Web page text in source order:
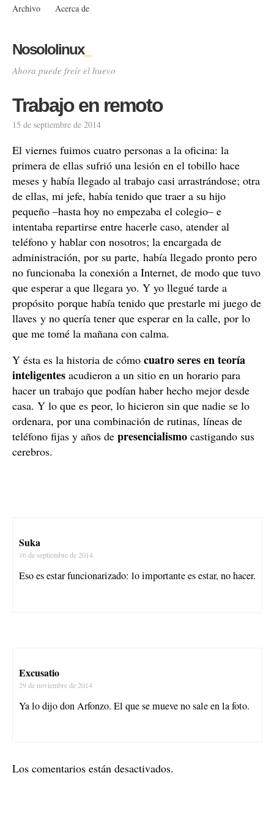
Archivo Acerca de
Nosololinux_
Ahora puede freír el huevo
Trabajo en remoto
15 de septiembre de 2014
El viernes fuimos cuatro personas a la oficina: la
primera de ellas sufrió una lesión en el tobillo hace
meses y había llegado al trabajo casi arrastrándose; otra
de ellas, mi jefe, había tenido que traer a su hijo
pequeño –hasta hoy no empezaba el colegio– e
intentaba repartirse entre hacerle caso, atender al
teléfono y hablar con nosotros; la encargada de
administración, por su parte, había llegado pronto pero
no funcionaba la conexión a Internet, de modo que tuvo
que esperar a que llegara yo. Y yo llegué tarde a
propósito porque había tenido que prestarle mi juego de
llaves y no quería tener que esperar en la calle, por lo
que me tomé la mañana con calma.
Y ésta es la historia de cómo cuatro seres en teoría
inteligentes acudieron a un sitio en un horario para
hacer un trabajo que podían haber hecho mejor desde
casa. Y lo que es peor, lo hicieron sin que nadie se lo
ordenara, por una combinación de rutinas, líneas de
teléfono fijas y años de presencialismo castigando sus
cerebros.
Suka
16 de septiembre de 2014
Eso es estar funcionarizado: lo importante es estar, no hacer.
Excusatio
29 de noviembre de 2014
Ya lo dijo don Arfonzo. El que se mueve no sale en la foto.
Los comentarios están desactivados.